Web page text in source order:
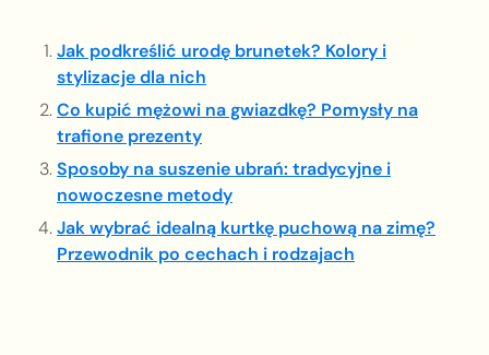
Jak podkreślić urodę brunetek? Kolory i
stylizacje dla nich
Co kupić mężowi na gwiazdkę? Pomysły na
trafione prezenty
Sposoby na suszenie ubrań: tradycyjne i
nowoczesne metody
Jak wybrać idealną kurtkę puchową na zimę?
Przewodnik po cechach i rodzajach